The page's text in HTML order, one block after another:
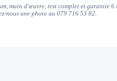
main d'œuvre, test complet et garantie
nous une photo au 079 716 53 82.